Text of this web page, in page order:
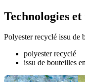
Technologies
Polyester recyclé issu de
polyester recyclé
issu de bouteilles